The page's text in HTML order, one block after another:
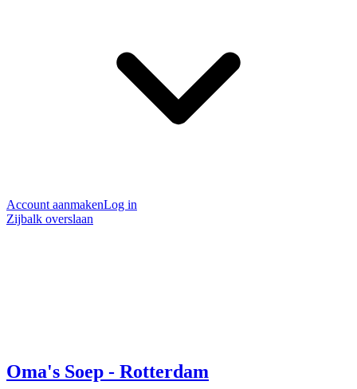
Account aanmakenLog in
Zijbalk overslaan
Oma's Soep - Rotterdam